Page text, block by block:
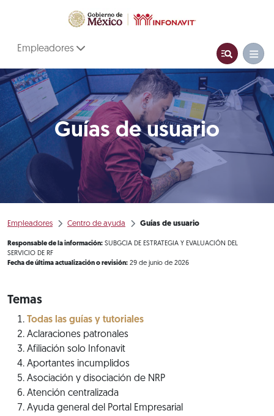
Empleadores
Guías de usuario
Empleadores Centro de ayuda Guías de usuario
Responsable de la información: SUBGCIA DE ESTRATEGIA Y EVALUACIÓN DEL
SERVICIO DE RF
Fecha de última actualización o revisión: 29 de junio de 2026
Temas
Todas las guías y tutoriales
Aclaraciones patronales
Afiliación solo Infonavit
Aportantes incumplidos
Asociación y disociación de NRP
Atención centralizada
Ayuda general del Portal Empresarial